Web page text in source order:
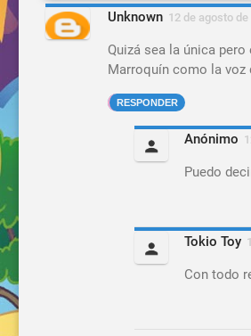
Unknown 12 de agosto de
Quizá sea la única
Marroquín como la voz
RESPONDER
Anónimo
Puedo
Tokio Toy
Con todo